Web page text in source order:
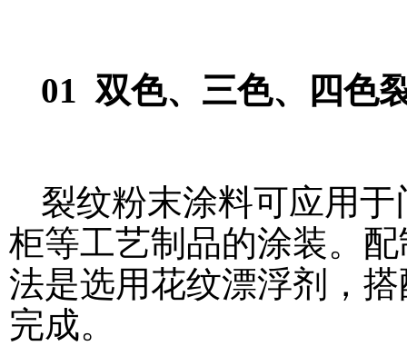
01 双色、三色、四色
裂纹粉末涂料可应用
柜等工艺制品的涂装。
法是选用花纹漂浮剂，
完成。